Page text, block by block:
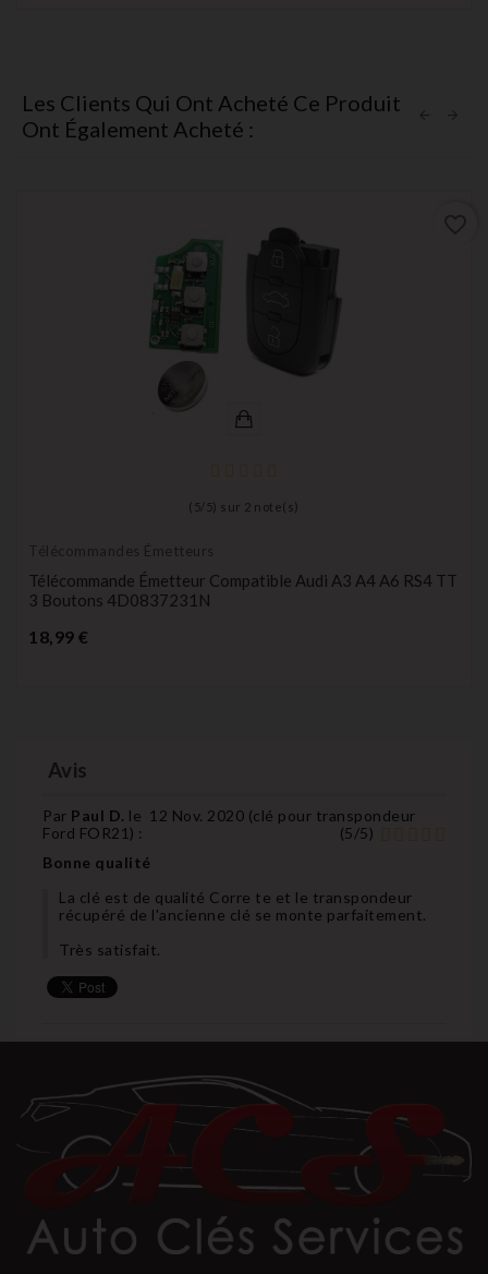
Les Clients Qui Ont Acheté Ce Produit
Ont Également Acheté :
( 5/ 5) sur 2 note(s)
Télécommandes Émetteurs
Télécommande Émetteur Compatible Audi A3 A4 A6 RS4 TT
3 Boutons 4D0837231N
18,99 €
Avis
Par Paul D. le 12 Nov. 2020 (clé pour transpondeur
Ford FOR21) : (5/5)
Bonne qualité
La clé est de qualité Corre te et le transpondeur
récupéré de l'ancienne clé se monte parfaitement.
Très satisfait.